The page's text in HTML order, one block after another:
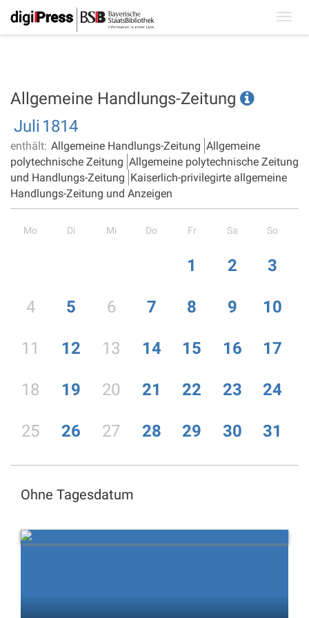
Allgemeine Handlungs-Zeitung
Juli 1814
enthält: Allgemeine Handlungs-Zeitung Allgemeine
polytechnische Zeitung Allgemeine polytechnische Zeitung
und Handlungs-Zeitung Kaiserlich-privilegirte allgemeine
Handlungs-Zeitung und Anzeigen
Mo Di Mi Do Fr Sa So
1 2 3
4 5 6 7 8 9 10
11 12 13 14 15 16 17
18 19 20 21 22 23 24
25 26 27 28 29 30 31
Ohne Tagesdatum